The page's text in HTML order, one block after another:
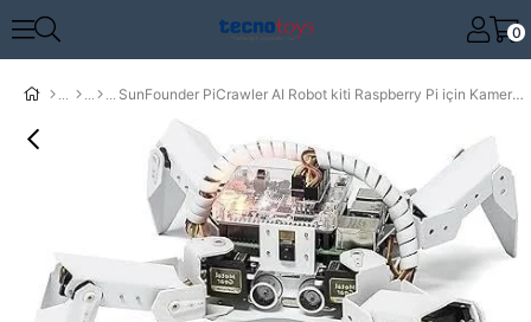
0
SunFounder PiCrawler AI Robot kiti Raspberry Pi için Kamera Modüllü